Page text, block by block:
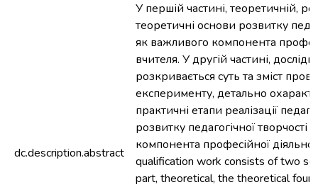
dc.description.abstract
У першій частині, теоретичній,
теоретичні основи розвитку
як важливого компонента
вчителя. У другій частині,
розкривається суть та зміст
експерименту, детально
практичні етапи реалізації
розвитку педагогічної творчості
компонента професійної
qualification work consists of two
part, theoretical, the theoretical